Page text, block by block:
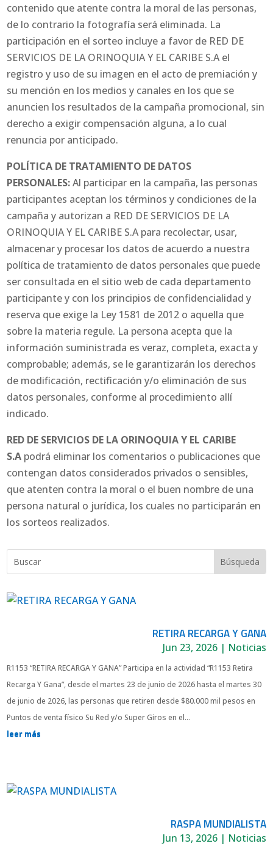
contenido que atente contra la moral de las personas,
de lo contrario la fotografía será eliminada. La
participación en el sorteo incluye a favor de RED DE
SERVICIOS DE LA ORINOQUIA Y EL CARIBE S.A el
registro y uso de su imagen en el acto de premiación y
su mención en los medios y canales en los que se
anuncien los resultados de la campaña promocional, sin
derecho a exigir compensación alguna, a lo cual
renuncia por anticipado.
POLÍTICA DE TRATAMIENTO DE DATOS
PERSONALES:Al participar en la campaña, las personas
participantes aceptan los términos y condiciones de la
campaña y autorizan a RED DE SERVICIOS DE LA
ORINOQUIA Y EL CARIBE S.A para recolectar, usar,
almacenar y procesar los datos de acuerdo a nuestra
política de tratamiento de datos personales que puede
ser consultada en el sitio web de cada departamento
participante y con los principios de confidencialidad y
reserva que exige la Ley 1581 de 2012 o aquella que
sobre la materia regule. La persona acepta que la
información suministrada es veraz, completa, exacta y
comprobable; además, se le garantizarán los derechos
de modificación, rectificación y/o eliminación de sus
datos personales, conforme al procedimiento allí
indicado.
RED DE SERVICIOS DE LA ORINOQUIA Y EL CARIBE
S.A podrá eliminar los comentarios o publicaciones que
contengan datos considerados privados o sensibles,
que atenten contra la moral o el buen nombre de una
persona natural o jurídica, los cuales no participarán en
los sorteos realizados.
RETIRA RECARGA Y GANA
Jun 23, 2026| Noticias
R1153 “RETIRA RECARGA Y GANA” Participa en la actividad “R1153 Retira
Recarga Y Gana”, desde el martes 23 de junio de 2026 hasta el martes 30
de junio de 2026, las personas que retiren desde $80.000 mil pesos en
Puntos de venta físico Su Red y/o Super Giros en el...
leer más
RASPA MUNDIALISTA
Jun 13, 2026| Noticias